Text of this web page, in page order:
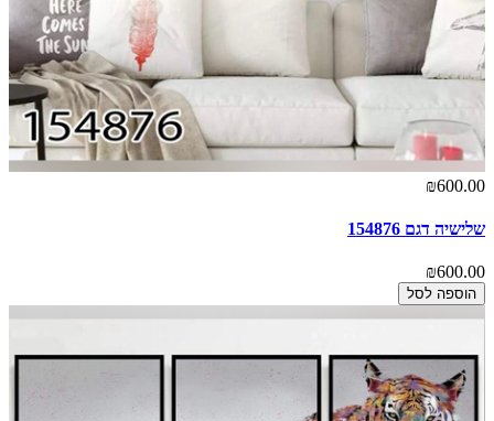
₪600.00
שלישיה דגם 154876
₪600.00
הוספה לסל